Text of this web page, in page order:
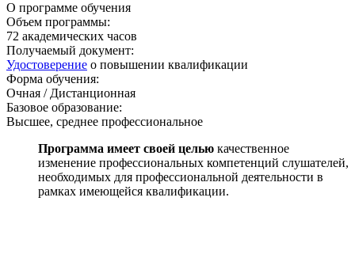
О программе обучения
Объем программы:
72 академических часов
Получаемый документ:
Удостоверение о повышении квалификации
Форма обучения:
Очная / Дистанционная
Базовое образование:
Высшее, среднее профессиональное
Программа имеет своей целью качественное
изменение профессиональных компетенций слушателей,
необходимых для профессиональной деятельности в
рамках имеющейся квалификации.